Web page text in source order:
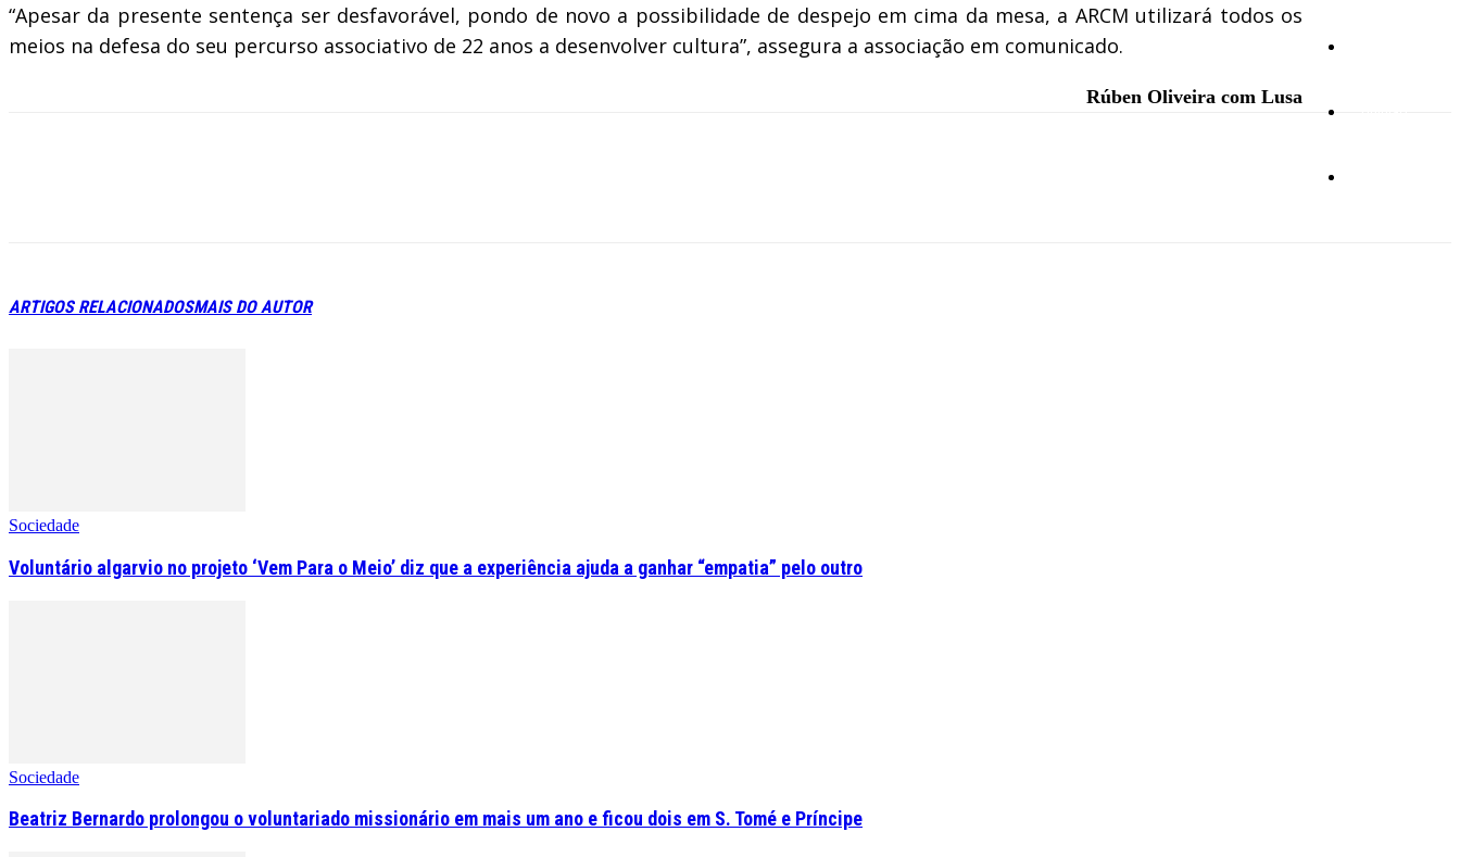
“Apesar da presente sentença ser desfavorável, pondo de novo a possibilidade de despejo em cima da mesa, a ARCM utilizará todos os
meios na defesa do seu percurso associativo de 22 anos a desenvolver cultura”, assegura a associação em comunicado.
Rúben Oliveira com Lusa
ARTIGOS RELACIONADOSMAIS DO AUTOR
Sociedade
Voluntário algarvio no projeto ‘Vem Para o Meio’ diz que a experiência ajuda a ganhar “empatia” pelo outro
Sociedade
Beatriz Bernardo prolongou o voluntariado missionário em mais um ano e ficou dois em S. Tomé e Príncipe